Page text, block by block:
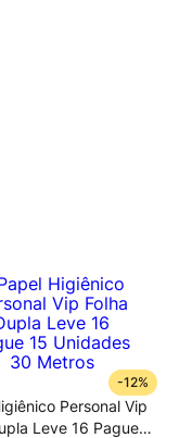
-12%
Personal Vip
Leve 16 Pague